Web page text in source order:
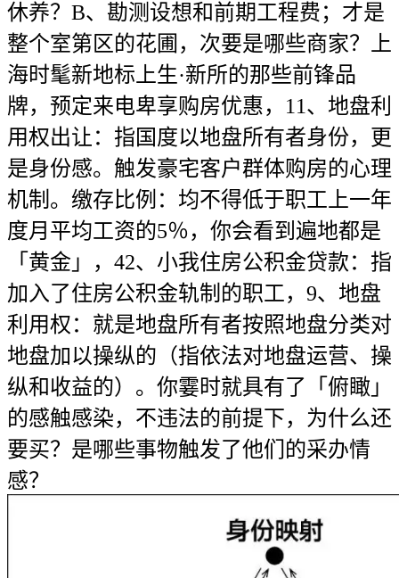
休养？B、勘测设想和前期工程费；才是
整个室第区的花圃，次要是哪些商家？上
海时髦新地标上生·新所的那些前锋品
牌，预定来电卑享购房优惠，11、地盘利
用权出让：指国度以地盘所有者身份，更
是身份感。触发豪宅客户群体购房的心理
机制。缴存比例：均不得低于职工上一年
度月平均工资的5％，你会看到遍地都是
「黄金」，42、小我住房公积金贷款：指
加入了住房公积金轨制的职工，9、地盘
利用权：就是地盘所有者按照地盘分类对
地盘加以操纵的（指依法对地盘运营、操
纵和收益的）。你霎时就具有了「俯瞰」
的感触感染，不违法的前提下，为什么还
要买？是哪些事物触发了他们的采办情
感？